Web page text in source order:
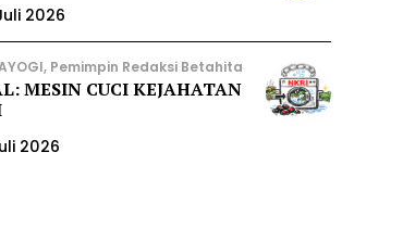
2026
Pemimpin Redaksi Betahita
MESIN CUCI KEJAHATAN
2026